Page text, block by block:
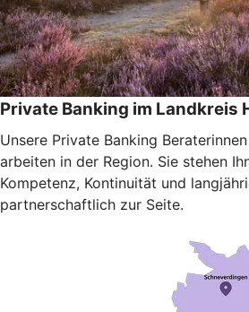
Private Banking im Landkreis
Unsere Private Banking
arbeiten in der Region. Sie stehen
Kompetenz, Kontinuität und
partnerschaftlich zur Seite.